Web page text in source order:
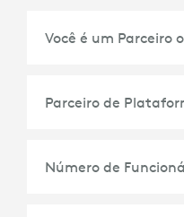
Reuniões